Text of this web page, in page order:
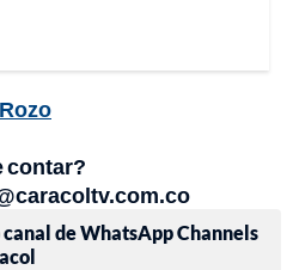
contar?
de WhatsApp Channels